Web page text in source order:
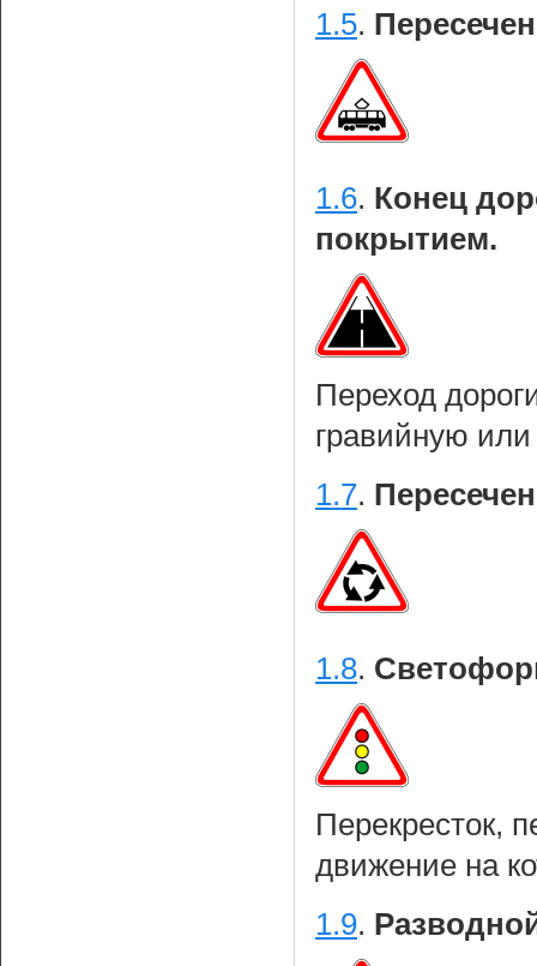
1.5.
1.6. Конец
покрытием.
Переход
гравийную или
1.7.
1.8.
Перекресток,
движение на
1.9.